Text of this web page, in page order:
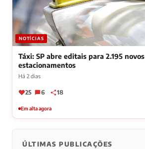
NOTÍCIAS
Táxi: SP abre editais para 2.195 novos
estacionamentos
Há 2 dias
25 6 18
Em alta agora
ÚLTIMAS PUBLICAÇÕES